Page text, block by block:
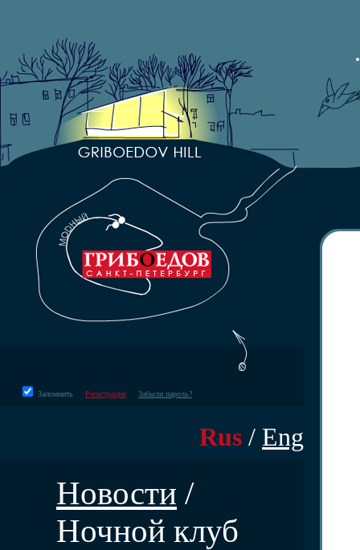
Запомнить Регистрация Забыли пароль?
Rus / Eng
Новости /
Ночной клуб